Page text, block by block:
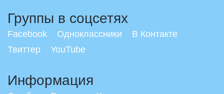
Группы в соцсетях
Facebook Одноклассники
В Контакте
Твиттер
YouTube
Информация